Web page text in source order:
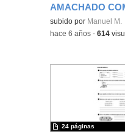
AMACHADO
Contenido educativo.
subido por Manuel M.
-hace 6 años -614
24 páginas